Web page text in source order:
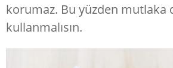
korumaz. Bu yüzden mutlaka
kullanmalısın.